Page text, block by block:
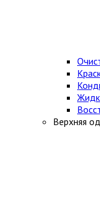
Верхняя